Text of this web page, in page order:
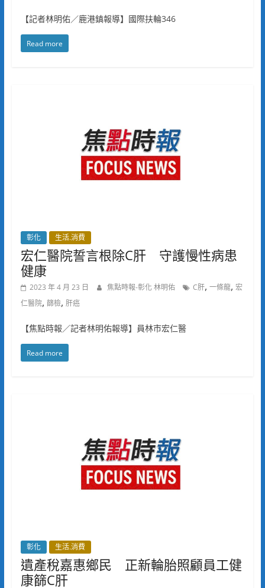
【記者林明佑／鹿港鎮報導】國際扶輪346
Read more
彰化 生活.消費
宏仁醫院誓言根除C肝 守護慢性病患
健康
2023 年 4 月 23 日 焦點時報-彰化 林明佑 C肝, 一條龍, 宏
仁醫院, 篩檢, 肝癌
【焦點時報／記者林明佑報導】員林市宏仁醫
Read more
彰化 生活.消費
遺產稅嘉惠鄉民 正新輪胎照顧員工健
康篩C肝